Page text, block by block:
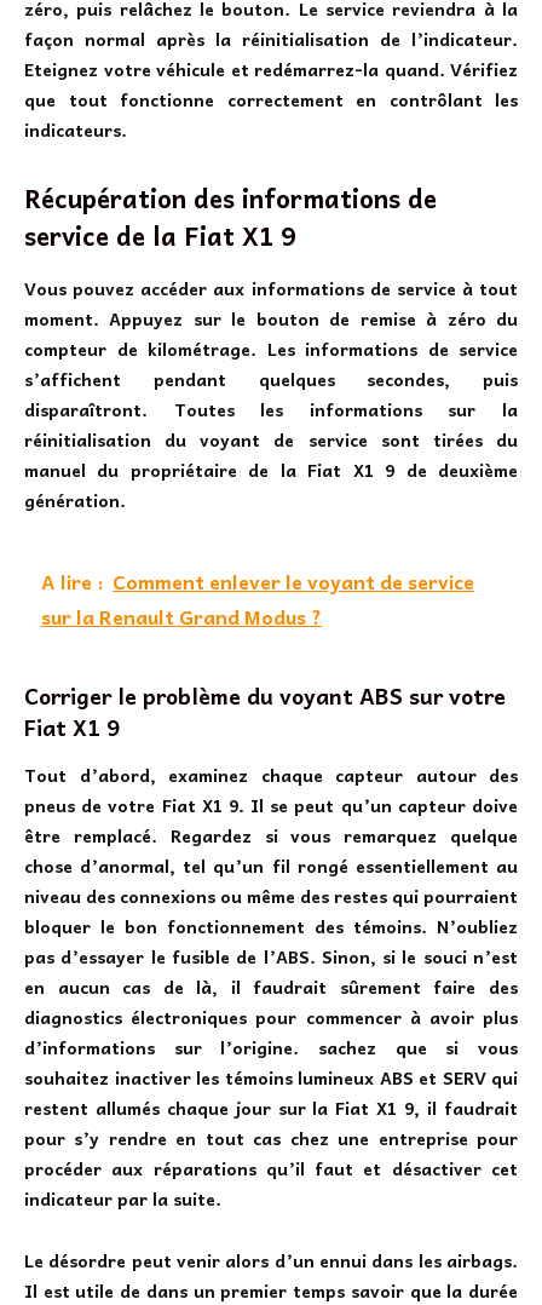
zéro, puis relâchez le bouton. Le service reviendra à la
façon normal après la réinitialisation de l’indicateur.
Eteignez votre véhicule et redémarrez-la quand. Vérifiez
que tout fonctionne correctement en contrôlant les
indicateurs.
Récupération des informations de
service de la Fiat X1 9
Vous pouvez accéder aux informations de service à tout
moment. Appuyez sur le bouton de remise à zéro du
compteur de kilométrage. Les informations de service
s’affichent pendant quelques secondes, puis
disparaîtront. Toutes les informations sur la
réinitialisation du voyant de service sont tirées du
manuel du propriétaire de la Fiat X1 9 de deuxième
génération.
A lire : Comment enlever le voyant de service
sur la Renault Grand Modus ?
Corriger le problème du voyant ABS sur votre
Fiat X1 9
Tout d’abord, examinez chaque capteur autour des
pneus de votre Fiat X1 9. Il se peut qu’un capteur doive
être remplacé. Regardez si vous remarquez quelque
chose d’anormal, tel qu’un fil rongé essentiellement au
niveau des connexions ou même des restes qui pourraient
bloquer le bon fonctionnement des témoins. N’oubliez
pas d’essayer le fusible de l’ABS. Sinon, si le souci n’est
en aucun cas de là, il faudrait sûrement faire des
diagnostics électroniques pour commencer à avoir plus
d’informations sur l’origine. sachez que si vous
souhaitez inactiver les témoins lumineux ABS et SERVqui
restent allumés chaque jour sur la Fiat X1 9, il faudrait
pour s’y rendre en tout cas chez une entreprise pour
procéder aux réparations qu’il faut et désactiver cet
indicateur par la suite.
Le désordre peut venir alors d’un ennui dans les airbags.
Il est utile de dans un premier temps savoir que la durée